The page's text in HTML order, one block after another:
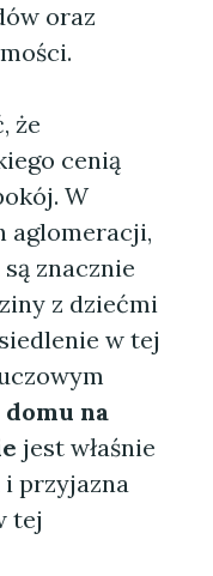
oraz
że
cenią
W
aglomeracji,
znacznie
z dziećmi
w tej
domu na
jest właśnie
i przyjazna
tej